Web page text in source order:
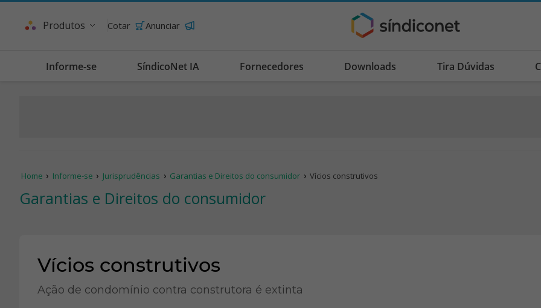
Produtos Cotar Anunciar
Informe-se SíndicoNet IA Fornecedores Downloads Tira Dúvidas
Home Informe-se Jurisprudências Garantias e Direitos do consumidor Vícios construtivos
Garantias e Direitos do consumidor
Vícios construtivos
Ação de condomínio contra construtora é extinta